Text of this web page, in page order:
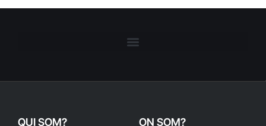
QUI SOM? ON SOM?